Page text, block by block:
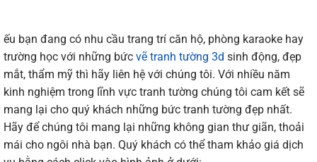
ếu bạn đang có nhu cầu trang trí căn hộ, phòng karaoke hay
trường học với những bức vẽ tranh tường 3d sinh động, đẹp
mắt, thẩm mỹ thì hãy liên hệ với chúng tôi. Với nhiều năm
kinh nghiệm trong lĩnh vực tranh tường chúng tôi cam kết sẽ
mang lại cho quý khách những bức tranh tường đẹp nhất.
Hãy để chúng tôi mang lại những không gian thư giãn, thoải
mái cho ngôi nhà bạn. Quý khách có thể tham khảo giá dịch